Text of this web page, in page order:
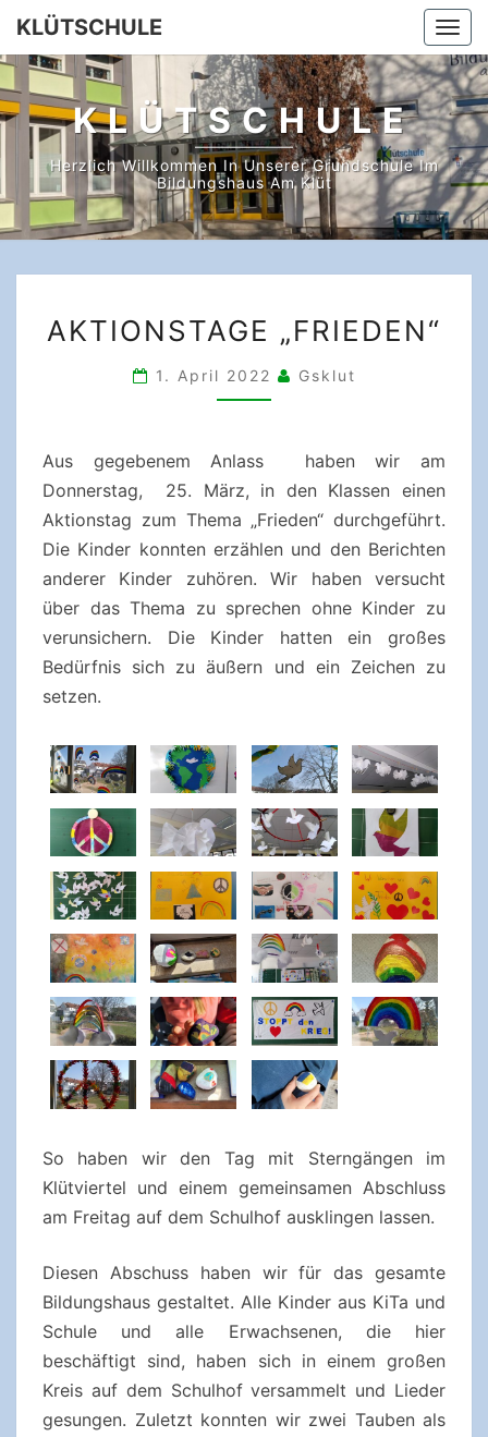
Skip
content
KLÜTSCHULE
KLÜTSCHULE
Herzlich Willkommen In Unserer Grundschule Im
Bildungshaus Am Klüt
„FRIEDEN“
AKTIONSTAGE „FRIEDEN“
1. April 2022 Gsklut
Aus gegebenem Anlass haben wir am
Donnerstag, 25. März, in den Klassen einen
Aktionstag zum Thema „Frieden“ durchgeführt.
Die Kinder konnten erzählen und den Berichten
anderer Kinder zuhören. Wir haben versucht
über das Thema zu sprechen ohne Kinder zu
verunsichern. Die Kinder hatten ein großes
Bedürfnis sich zu äußern und ein Zeichen zu
setzen.
So haben wir den Tag mit Sterngängen im
Klütviertel und einem gemeinsamen Abschluss
am Freitag auf dem Schulhof ausklingen lassen.
Diesen Abschuss haben wir für das gesamte
Bildungshaus gestaltet. Alle Kinder aus KiTa und
Schule und alle Erwachsenen, die hier
beschäftigt sind, haben sich in einem großen
Kreis auf dem Schulhof versammelt und Lieder
gesungen. Zuletzt konnten wir zwei Tauben als